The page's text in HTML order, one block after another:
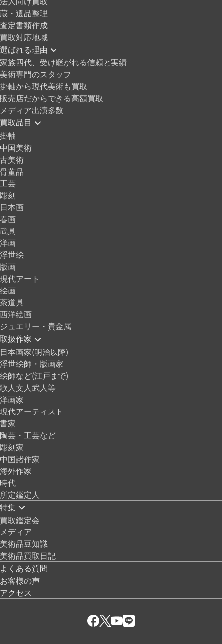
蔵・遺品整理
査定書類作成
買取対応地域
選ばれる理由
家族四代、受け継がれる信頼と実績
美術専門のスタッフ
掛軸から現代美術も買取
販売店だからできる高額買取
メディア出演多数
買取品目
掛軸
中国美術
古美術
骨董品
工芸
彫刻
日本画
春画
武具
洋画
浮世絵
版画
現代アート
絵画
茶道具
西洋絵画
ジュエリー・貴金属
取扱作家
日本画家(明治以降)
浮世絵師・版画家
絵師など(江戸まで)
歌人文人武人等
洋画家
現代アーティスト
書家
陶芸・工芸など
彫刻家
中国諸作家
海外作家
時代
所定鑑定人
特集
買取鑑定会
メディア
美術品豆知識
美術品買取日記
よくある質問
お客様の声
アクセス